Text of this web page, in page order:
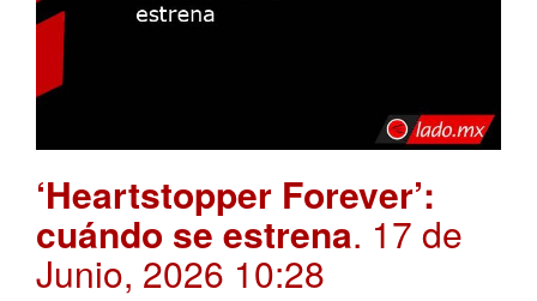
‘Heartstopper Forever’:
cuándo se estrena. 17 de
Junio, 2026 10:28